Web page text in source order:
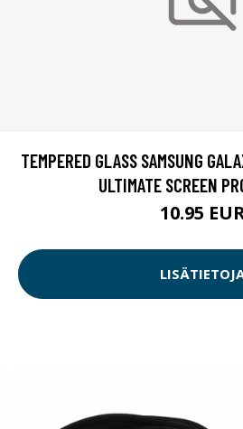
TEMPERED GLASS SAMSUNG
ULTIMATE SCREEN
10.95